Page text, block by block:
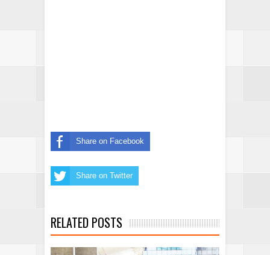
Share on Facebook
Share on Twitter
RELATED POSTS